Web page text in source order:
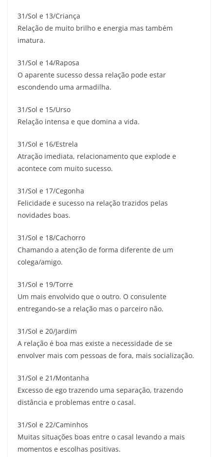
31/Sol e 13/Criança
Relação de muito brilho e energia mas também
imatura.
31/Sol e 14/Raposa
O aparente sucesso dessa relação pode estar
escondendo uma armadilha.
31/Sol e 15/Urso
Relação intensa e que domina a vida.
31/Sol e 16/Estrela
Atração imediata, relacionamento que explode e
acontece com muito sucesso.
31/Sol e 17/Cegonha
Felicidade e sucesso na relação trazidos pelas
novidades boas.
31/Sol e 18/Cachorro
Chamando a atenção de forma diferente de um
colega/amigo.
31/Sol e 19/Torre
Um mais envolvido que o outro. O consulente
entregando-se a relação mas o parceiro não.
31/Sol e 20/Jardim
A relação é boa mas existe a necessidade de se
envolver mais com pessoas de fora, mais socialização.
31/Sol e 21/Montanha
Excesso de ego trazendo uma separação, trazendo
distância e problemas entre o casal.
31/Sol e 22/Caminhos
Muitas situações boas entre o casal levando a mais
momentos e escolhas positivas.